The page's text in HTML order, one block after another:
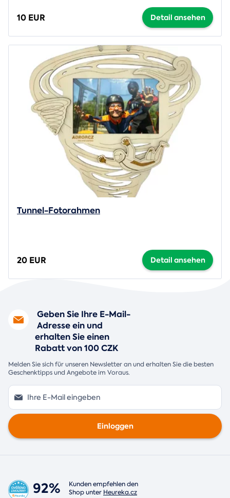
10 EUR Detail ansehen
Tunnel-Fotorahmen
20 EUR Detail ansehen
Geben Sie Ihre E-Mail-
Adresse ein und
erhalten Sie einen
Rabatt von 100 CZK
Melden Sie sich für unseren Newsletter an und erhalten Sie die besten
Geschenktipps und Angebote im Voraus.
Einloggen
92%
Kunden empfehlen den
Shop unter Heureka.cz